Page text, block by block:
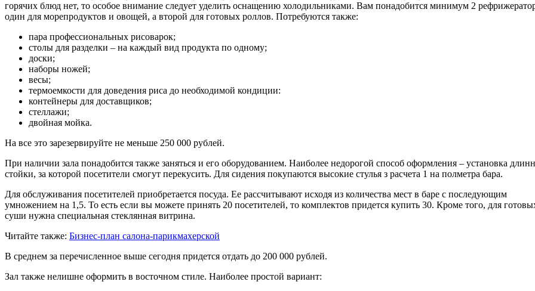
горячих блюд нет, то особое внимание следует уделить оснащению холодильниками. Вам понадобится минимум 2
один для морепродуктов и овощей, а второй для готовых роллов. Потребуются также:
пара профессиональных рисоварок;
столы для разделки – на каждый вид продукта по одному;
доски;
наборы ножей;
весы;
термоемкости для доведения риса до необходимой кондиции:
контейнеры для доставщиков;
стеллажи;
двойная мойка.
На все это зарезервируйте не меньше 250 000 рублей.
При наличии зала понадобится также заняться и его оборудованием. Наиболее недорогой способ оформления – установка
стойки, за которой посетители смогут перекусить. Для сидения покупаются высокие стулья з расчета 1 на полметра бара.
Для обслуживания посетителей приобретается посуда. Ее рассчитывают исходя из количества мест в баре с последующим
умножением на 1,5. То есть если вы можете принять 20 посетителей, то комплектов придется купить 30. Кроме того, для
суши нужна специальная стеклянная витрина.
Читайте также: Бизнес-план салона-парикмахерской
В среднем за перечисленное выше сегодня придется отдать до 200 000 рублей.
Зал также нелишне оформить в восточном стиле. Наиболее простой вариант: